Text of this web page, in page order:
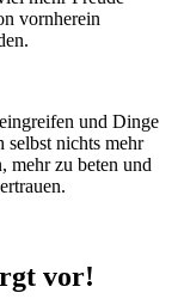
vornherein
und Dinge
selbst nichts mehr
mehr zu beten und
vor!